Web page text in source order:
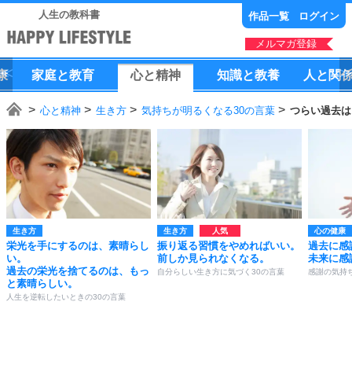
人生の教科書 作品一覧 ログイン
メルマガ登録
家庭と教育 心と精神 知識と教養 人 と 関
心と精神 生き方 気持ちが明るくなる30の言葉 つらい過去
生き方
栄光を手にするのは、素晴らし
い。
過去の栄光を捨てるのは、もっ
と素晴らしい。
人生を逆転したいときの30の言葉
生き方
振り返る習慣をやめればいい。
前しか見られなくなる。
自分らしい生き方に気づく30の言葉
心の健康
過去に感
未来に感
感謝の気持